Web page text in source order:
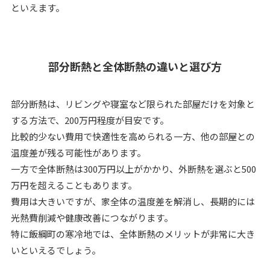
といえます。
部分断熱と全体断熱の違いと選び方
部分断熱は、リビングや寝室など限られた部屋だけを対象と
する方法で、200万円程度が目安です。
比較的少ない費用で快適性を高められる一方、他の部屋との
温度差が残る可能性があります。
一方で全体断熱は300万円以上がかかり、外断熱を選ぶと500
万円を超えることもあります。
費用は大きいですが、家全体の温度差を解消し、長期的には
光熱費削減や健康改善につながります。
特に飯綱町の寒冷地では、全体断熱のメリットが非常に大き
いといえるでしょう。